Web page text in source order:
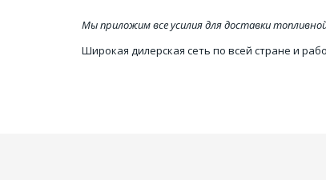
Мы приложим все усилия для доставки
Широкая дилерская сеть по всей стране и